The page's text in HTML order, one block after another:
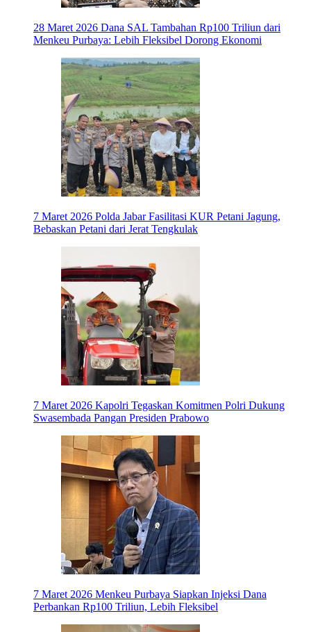
28 Maret 2026 Dana SAL Tambahan Rp100 Triliun dari
Menkeu Purbaya: Lebih Fleksibel Dorong Ekonomi
7 Maret 2026 Polda Jabar Fasilitasi KUR Petani Jagung,
Bebaskan Petani dari Jerat Tengkulak
7 Maret 2026 Kapolri Tegaskan Komitmen Polri Dukung
Swasembada Pangan Presiden Prabowo
7 Maret 2026 Menkeu Purbaya Siapkan Injeksi Dana
Perbankan Rp100 Triliun, Lebih Fleksibel